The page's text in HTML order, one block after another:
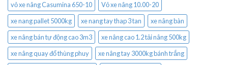
vỏ xe nâng Casumina 650-10
Vỏ xe nâng 10.00-20
xe nang pallet 5000kg
xe nang tay thap 3 tan
xe nâng bàn
xe nâng bán tự động cao 3m3
xe nâng cao 1.2 tải nâng 500kg
xe nâng quay đổ thùng phuy
xe nâng tay 3000kg bánh trắng